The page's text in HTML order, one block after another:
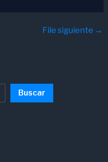
File siguiente →
Buscar